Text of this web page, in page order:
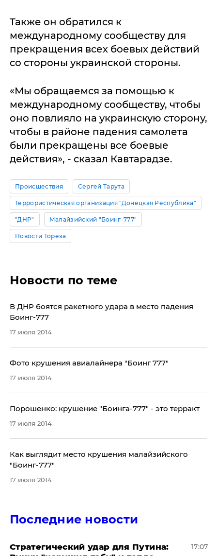
Также он обратился к
международному сообществу для
прекращения всех боевых действий
со стороны украинской стороны.
«Мы обращаемся за помощью к
международному сообществу, чтобы
оно повлияло на украинскую сторону,
чтобы в районе падения самолета
были прекращены все боевые
действия», - сказал Кавтарадзе.
Происшествия Сергей Тарута
Террористическая организация "Донецкая Республика"
"ДНР" Малайзийский "Боинг-777"
Новости Тореза
Новости по теме
В ДНР боятся ракетного удара в место падения
Боинг-777
17 июля 2014
Фото крушения авиалайнера "Боинг 777"
17 июля 2014
Порошенко: крушение "Боинга-777" - это терракт
17 июля 2014
Как выглядит место крушения малайзийского
"Боинг-777"
17 июля 2014
Последние новости
Стратегический удар для Путина:
17:07